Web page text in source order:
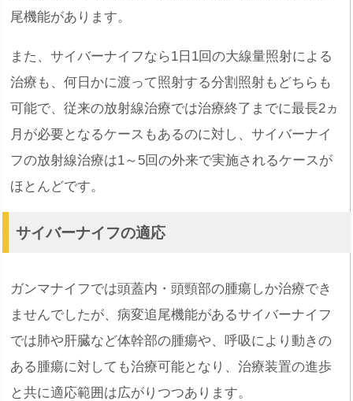
尾機能があります。
また、サイバーナイフなら1日1回の大線量照射による
治療も、何日かに渡って照射する分割照射もどちらも
可能で、従来の放射線治療では治療終了までに最長2ヵ
月が必要となるケースもあるのに対し、サイバーナイ
フの放射線治療は1～5回の外来で実施されるケースが
ほとんどです。
サイバーナイフの適応
ガンマナイフでは頭蓋内・頭頸部の腫瘍しか治療でき
ませんでしたが、病変追尾機能があるサイバーナイフ
では肺や肝臓など体幹部の腫瘍や、呼吸により動きの
ある腫瘍に対しても治療可能となり、治療装置の進歩
と共に適応範囲は広がりつつあります。